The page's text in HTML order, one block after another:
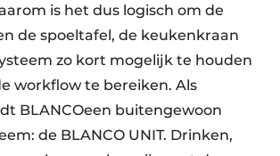
is het dus logisch om de
de spoeltafel, de keukenkraan
zo kort mogelijk te houden
workflow te bereiken. Als
BLANCOeen buitengewoon
de BLANCO UNIT. Drinken,